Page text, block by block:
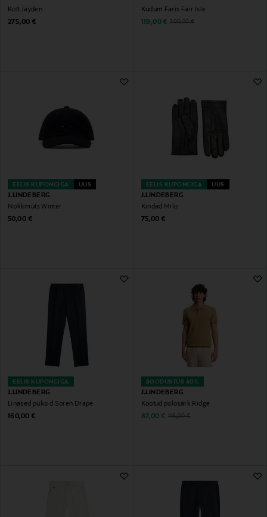
Kott Jayden
Original Price
275,00 €
Kudum Faris Fair Isle
Discounted Price
119,00 € Original Price
300,00 €
EELIS KUPONGIGA UUS
J.LINDEBERG
Nokkmüts Winter
Original Price
50,00 €
EELIS KUPONGIGA UUS
J.LINDEBERG
Kindad Milo
Original Price
75,00 €
EELIS KUPONGIGA
J.LINDEBERG
Linased püksid Soren Drape
Original Price
160,00 €
SOODUSTUS 40%
J.LINDEBERG
Kootud polosärk Ridge
Discounted Price
87,00 € Original Price
145,00 €